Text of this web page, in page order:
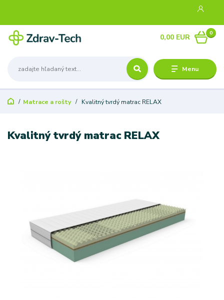
Menu
0
0,00 EUR
Matrace a rošty Kvalitný tvrdý matrac RELAX
Kvalitný tvrdý matrac RELAX